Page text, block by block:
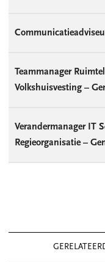
Teammanager
Volkshuisvesting –
Verandermanager IT
Regieorganisatie –